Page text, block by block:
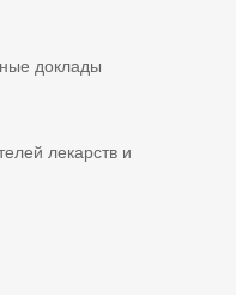
доклады
лекарств и